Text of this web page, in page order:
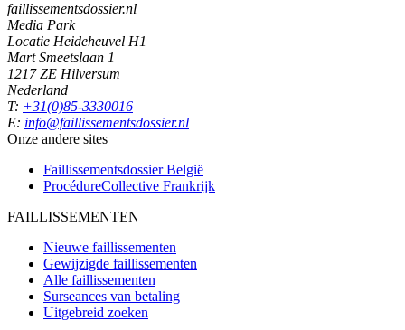
faillissementsdossier.nl
Media Park
Locatie Heideheuvel H1
Mart Smeetslaan 1
1217 ZE Hilversum
Nederland
T: +31(0)85-3330016
E: info@faillissementsdossier.nl
Onze andere sites
Faillissementsdossier België
ProcédureCollective Frankrijk
FAILLISSEMENTEN
Nieuwe faillissementen
Gewijzigde faillissementen
Alle faillissementen
Surseances van betaling
Uitgebreid zoeken